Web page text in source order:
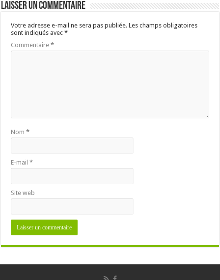
Laisser un commentaire
Votre adresse e-mail ne sera pas publiée. Les champs obligatoires
sont indiqués avec*
Commentaire*
Nom*
E-mail*
Site web